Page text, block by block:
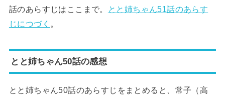
話のあらすじはここまで。
とと姉ちゃん51話のあらす
じにつづく 。
とと姉ちゃん50話の感想
とと姉ちゃん50話のあらすじをまとめると、常子（高